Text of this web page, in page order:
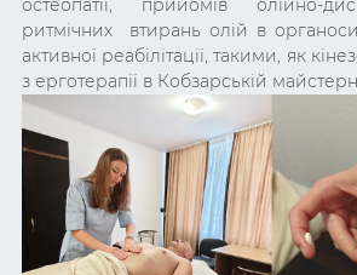
остеопатії, прийомів олійно-
ритмічних втирань олій в
активної реабілітації, такими, як
з ерготерапії в Кобзарській